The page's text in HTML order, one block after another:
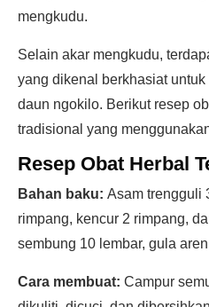
mengkudu.
Selain akar mengkudu,
yang dikenal berkhasiat
daun ngokilo. Berikut resep
tradisional yang
Resep Obat Herbal
Bahan baku: Asam trengguli
rimpang, kencur 2 rimpang,
sembung 10 lembar, gula
Cara membuat: Campur